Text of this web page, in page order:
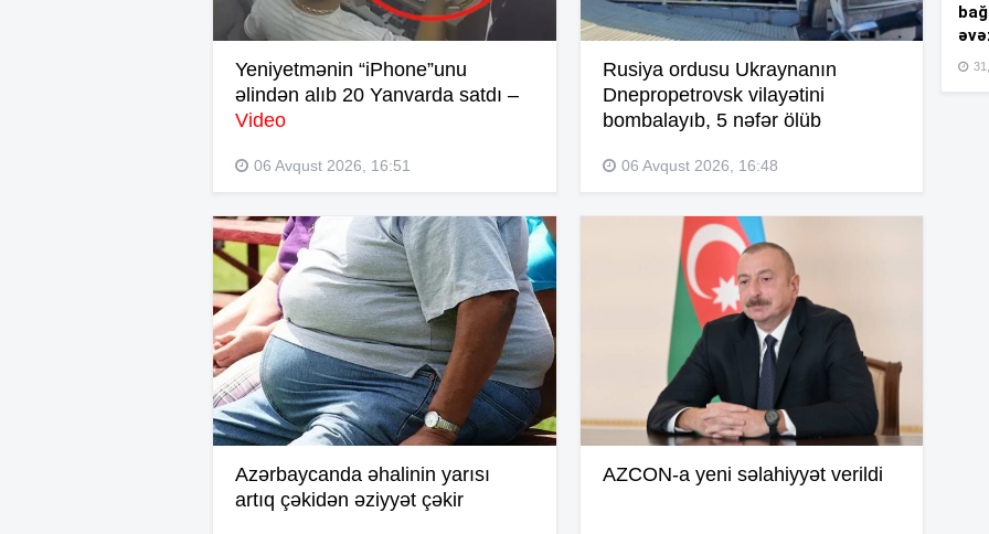
Yeniyetmənin “iPhone”unu
əlindən alıb 20 Yanvarda satdı –
Video
06 Avqust 2026, 16:51
Rusiya ordusu Ukraynanın
Dnepropetrovsk vilayətini
bombalayıb, 5 nəfər ölüb
06 Avqust 2026, 16:48
Azərbaycanda əhalinin yarısı
artıq çəkidən əziyyət çəkir
AZCON-a yeni səlahiyyət verildi